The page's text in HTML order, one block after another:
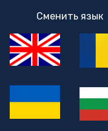
Сменить язык